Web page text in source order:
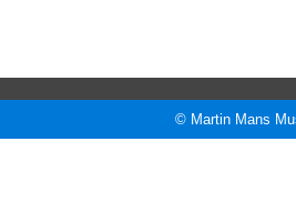
© Martin Mans